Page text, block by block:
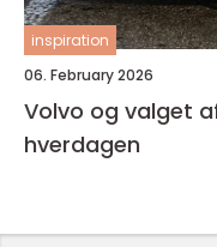
inspiration
06. February 2026
Volvo og valget
hverdagen